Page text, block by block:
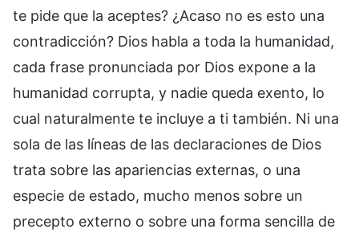
te pide que la aceptes? ¿Acaso no es esto una
contradicción? Dios habla a toda la humanidad,
cada frase pronunciada por Dios expone a la
humanidad corrupta, y nadie queda exento, lo
cual naturalmente te incluye a ti también. Ni una
sola de las líneas de las declaraciones de Dios
trata sobre las apariencias externas, o una
especie de estado, mucho menos sobre un
precepto externo o sobre una forma sencilla de